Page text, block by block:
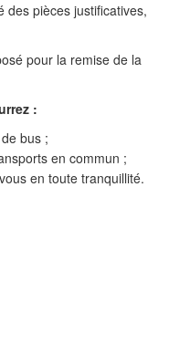
des pièces justificatives,
pour la remise de la
:
bus ;
en commun ;
en toute tranquillité.